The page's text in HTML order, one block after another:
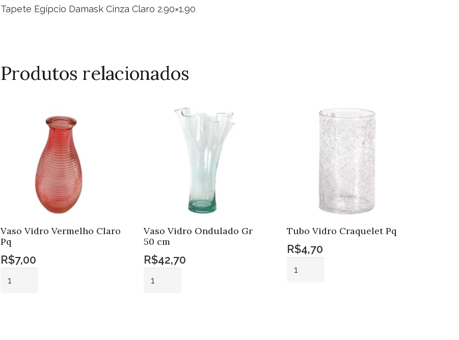
Tapete Egípcio Damask Cinza Claro 2.90×1.90
Produtos relacionados
Vaso Vidro Vermelho Claro
Pq
R$7,00
Vaso Vidro Ondulado Gr
50 cm
R$42,70
Tubo Vidro Craquelet Pq
R$4,70